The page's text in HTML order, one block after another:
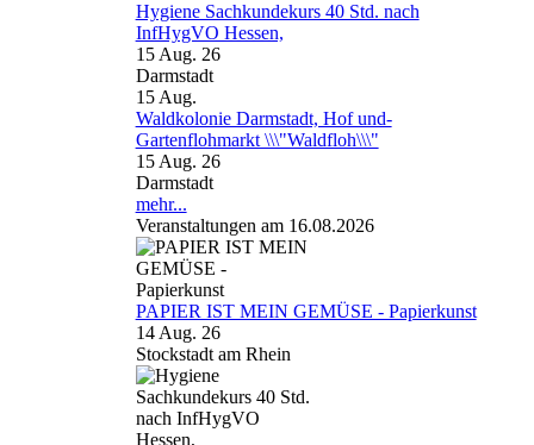
Hygiene Sachkundekurs 40 Std. nach
InfHygVO Hessen,
15 Aug. 26
Darmstadt
15 Aug.
Waldkolonie Darmstadt, Hof und-
Gartenflohmarkt \\\"Waldfloh\\\"
15 Aug. 26
Darmstadt
mehr...
Veranstaltungen am 16.08.2026
PAPIER IST MEIN GEMÜSE - Papierkunst
14 Aug. 26
Stockstadt am Rhein